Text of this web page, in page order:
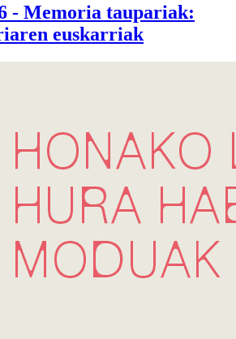
- Memoria taupariak:
euskarriak